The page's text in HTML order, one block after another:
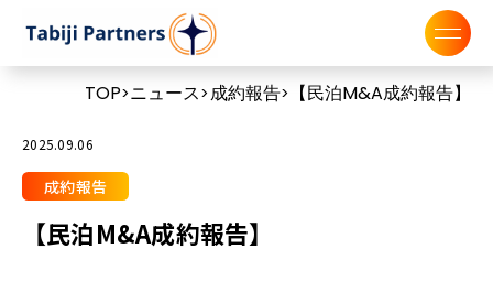
TOP>ニュース>成約報告> 【民泊M&A成約報告】
2025.09.06
成約報告
【民泊M&A成約報告】